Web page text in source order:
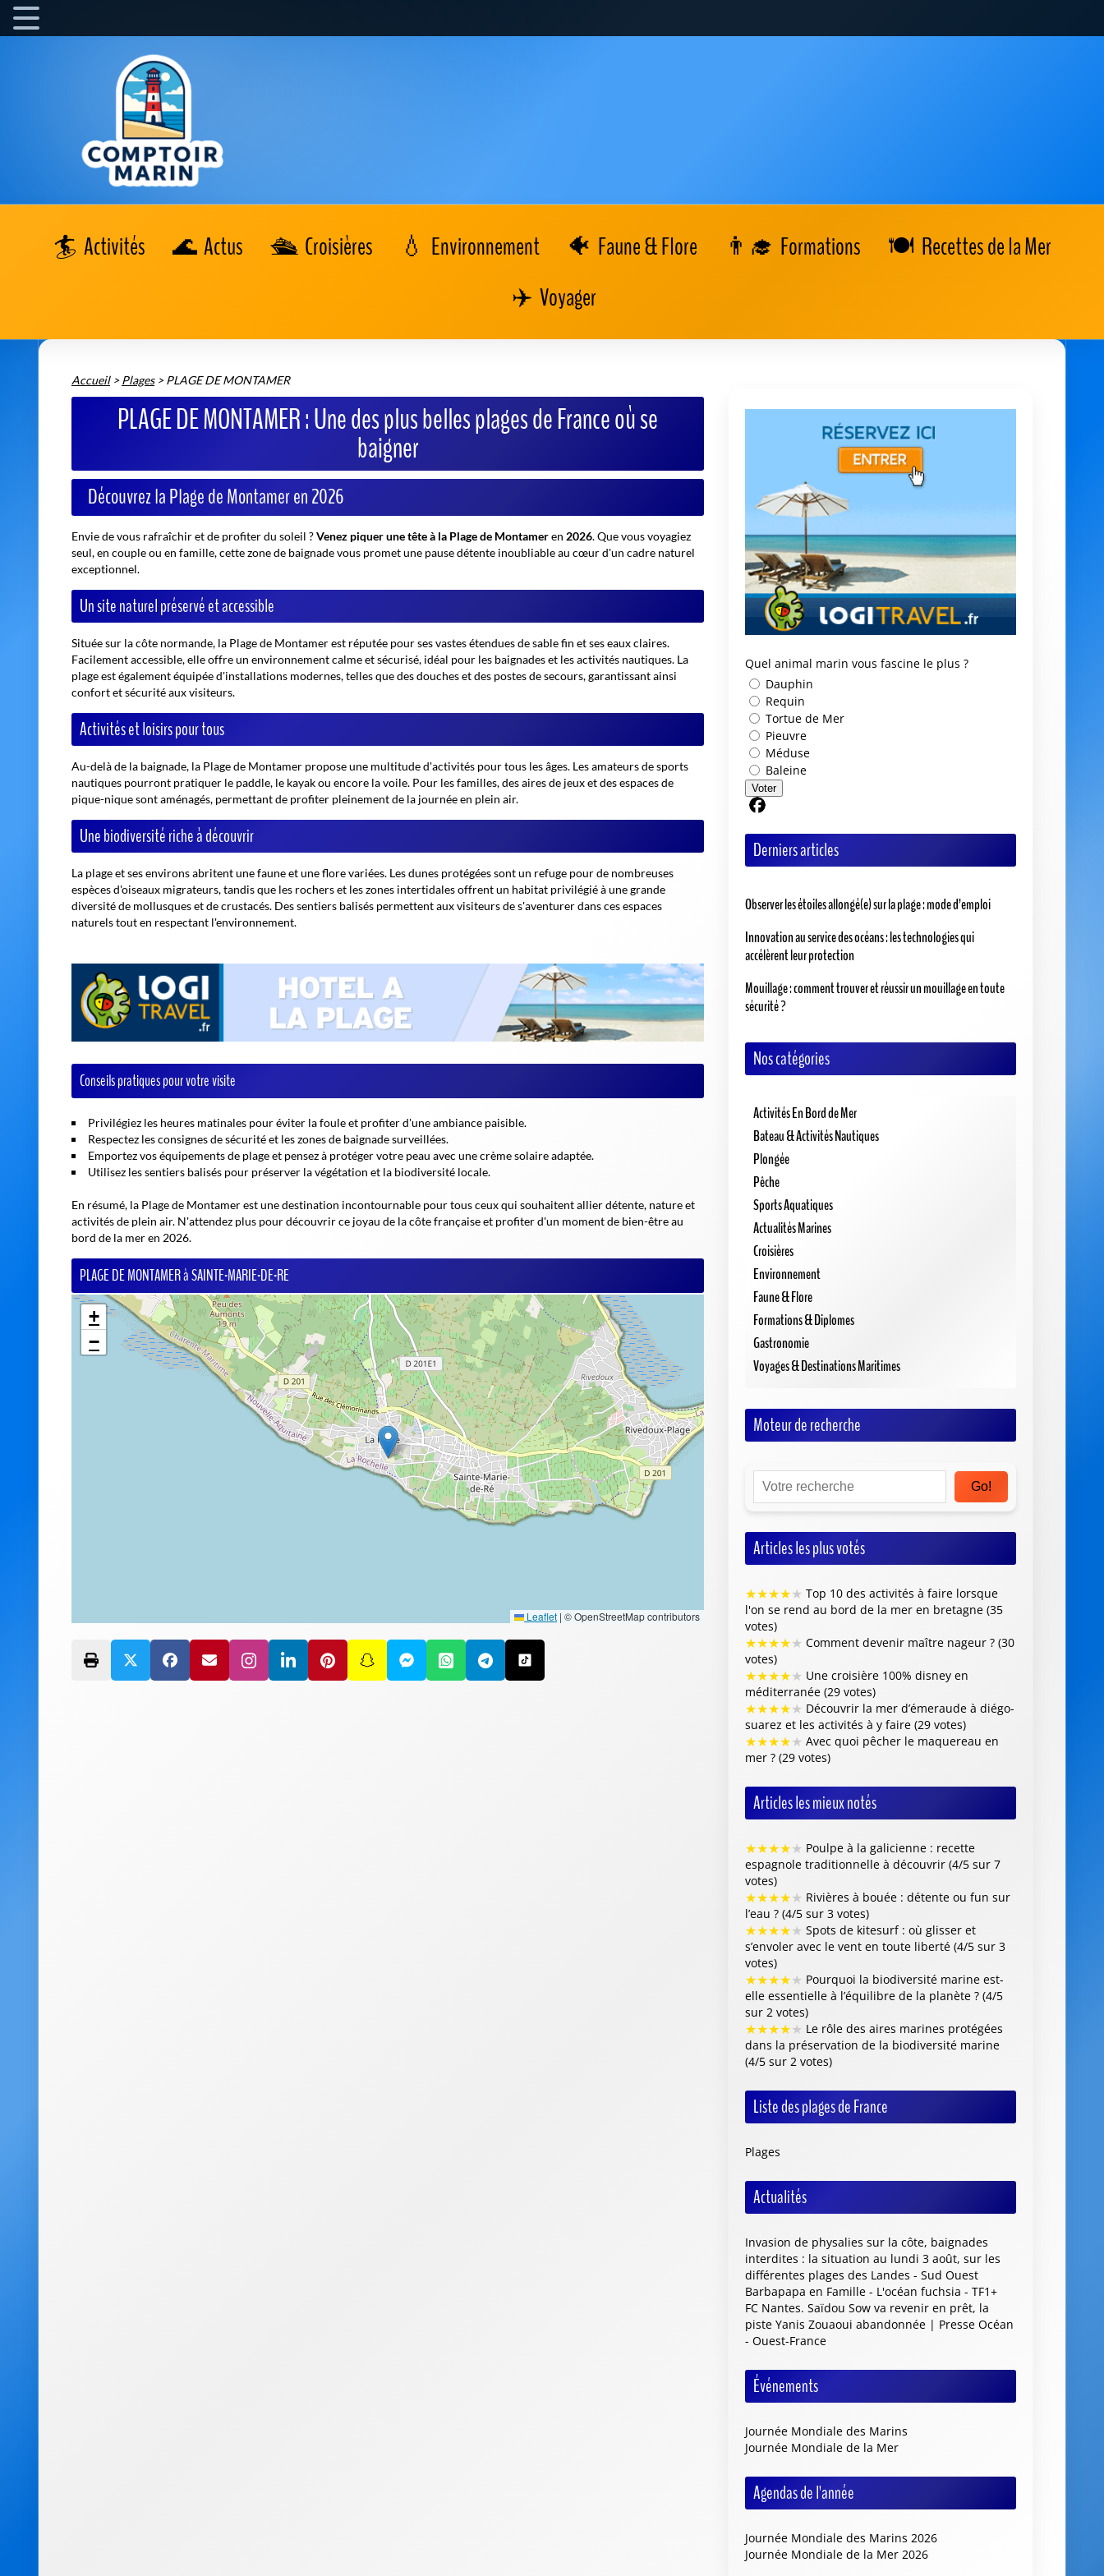
Activités Actus Croisières Environnement Faune & Flore Formations
Recettes de la Mer
Voyager
Accueil>Plages>PLAGE DE MONTAMER
PLAGE DE MONTAMER : Une des plus belles plages de France où se
baigner
Découvrez la Plage de Montamer en 2026
Envie de vous rafraîchir et de profiter du soleil ?Venez piquer une tête à la Plage de Montameren 2026. Que vous voyagiez
seul, en couple ou en famille, cette zone de baignade vous promet une pause détente inoubliable au cœur d'un cadre naturel
exceptionnel.
Un site naturel préservé et accessible
Située sur la côte normande, la Plage de Montamer est réputée pour ses vastes étendues de sable fin et ses eaux claires.
Facilement accessible, elle offre un environnement calme et sécurisé, idéal pour les baignades et les activités nautiques. La
plage est également équipée d'installations modernes, telles que des douches et des postes de secours, garantissant ainsi
confort et sécurité aux visiteurs.
Activités et loisirs pour tous
Au-delà de la baignade, la Plage de Montamer propose une multitude d'activités pour tous les âges. Les amateurs de sports
nautiques pourront pratiquer le paddle, le kayak ou encore la voile. Pour les familles, des aires de jeux et des espaces de
pique-nique sont aménagés, permettant de profiter pleinement de la journée en plein air.
Une biodiversité riche à découvrir
La plage et ses environs abritent une faune et une flore variées. Les dunes protégées sont un refuge pour de nombreuses
espèces d'oiseaux migrateurs, tandis que les rochers et les zones intertidales offrent un habitat privilégié à une grande
diversité de mollusques et de crustacés. Des sentiers balisés permettent aux visiteurs de s'aventurer dans ces espaces
naturels tout en respectant l'environnement.
Conseils pratiques pour votre visite
Privilégiez les heures matinales pour éviter la foule et profiter d'une ambiance paisible.
Respectez les consignes de sécurité et les zones de baignade surveillées.
Emportez vos équipements de plage et pensez à protéger votre peau avec une crème solaire adaptée.
Utilisez les sentiers balisés pour préserver la végétation et la biodiversité locale.
En résumé, la Plage de Montamer est une destination incontournable pour tous ceux qui souhaitent allier détente, nature et
activités de plein air. N'attendez plus pour découvrir ce joyau de la côte française et profiter d'un moment de bien-être au
bord de la mer en 2026.
PLAGE DE MONTAMER à SAINTE-MARIE-DE-RE
+
−
Leaflet | © OpenStreetMap contributors
Quel animal marin vous fascine le plus ?
Dauphin
Requin
Tortue de Mer
Pieuvre
Méduse
Baleine
Voter
Derniers articles
Observer les étoiles allongé(e) sur la plage : mode d’emploi
Innovation au service des océans : les technologies qui
accélèrent leur protection
Mouillage : comment trouver et réussir un mouillage en toute
sécurité ?
Nos catégories
Activités En Bord de Mer
Bateau & Activités Nautiques
Plongée
Pêche
Sports Aquatiques
Actualités Marines
Croisières
Environnement
Faune & Flore
Formations & Diplomes
Gastronomie
Voyages & Destinations Maritimes
Moteur de recherche
Go!
Articles les plus votés
★★★★★ Top 10 des activités à faire lorsque
l'on se rend au bord de la mer en bretagne (35
votes)
★★★★★ Comment devenir maître nageur ? (30
votes)
★★★★★ Une croisière 100% disney en
méditerranée (29 votes)
★★★★★ Découvrir la mer d’émeraude à diégo-
suarez et les activités à y faire (29 votes)
★★★★★ Avec quoi pêcher le maquereau en
mer ? (29 votes)
Articles les mieux notés
★★★★★ Poulpe à la galicienne : recette
espagnole traditionnelle à découvrir (4/5 sur 7
votes)
★★★★★ Rivières à bouée : détente ou fun sur
l’eau ? (4/5 sur 3 votes)
★★★★★ Spots de kitesurf : où glisser et
s’envoler avec le vent en toute liberté (4/5 sur 3
votes)
★★★★★ Pourquoi la biodiversité marine est-
elle essentielle à l’équilibre de la planète ? (4/5
sur 2 votes)
★★★★★ Le rôle des aires marines protégées
dans la préservation de la biodiversité marine
(4/5 sur 2 votes)
Liste des plages de France
Plages
Actualités
Invasion de physalies sur la côte, baignades
interdites : la situation au lundi 3 août, sur les
différentes plages des Landes - Sud Ouest
Barbapapa en Famille - L'océan fuchsia - TF1+
FC Nantes. Saïdou Sow va revenir en prêt, la
piste Yanis Zouaoui abandonnée | Presse Océan
- Ouest-France
Événements
Journée Mondiale des Marins
Journée Mondiale de la Mer
Agendas de l'année
Journée Mondiale des Marins 2026
Journée Mondiale de la Mer 2026